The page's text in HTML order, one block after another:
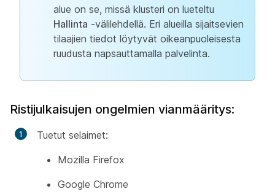
alue on se, missä klusteri on lueteltu
Hallinta -välilehdellä. Eri alueilla sijaitsevien
tilaajien tiedot löytyvät oikeanpuoleisesta
ruudusta napsauttamalla palvelinta.
Ristijulkaisujen ongelmien vianmääritys:
Tuetut selaimet:
Mozilla Firefox
Google Chrome